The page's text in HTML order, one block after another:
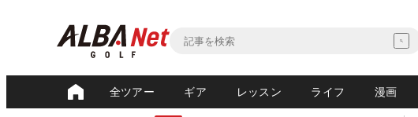
全ツアー ギア レッスン ライフ 漫画